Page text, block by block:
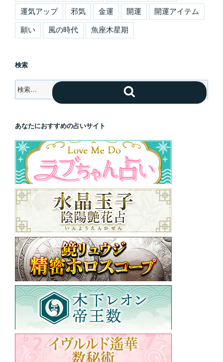
運気アップ 邪気 金運 開運 開運アイテム
願い 風の時代 魚座木星期
検索
検
索:
索
あなたにおすすめの占いサイト